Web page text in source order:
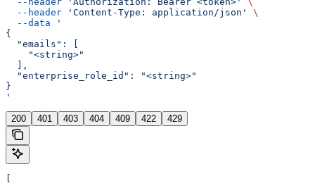
  --header
'Content-Type: application/json'
\
  --data
'
{
  "emails": [
    "<string>"
  ],
  "enterprise_role_id": "<string>"
}
'
200 401 403 404 409 422 429